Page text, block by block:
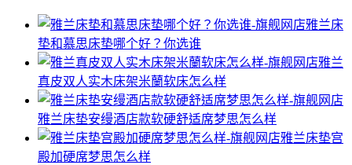
雅兰床
垫和慕思床垫哪个好？你选谁
雅兰
真皮双人实木床架米蘭软床怎么样
雅兰床垫安缦酒店款软硬舒适席梦思怎么样
雅兰床垫宫
殿加硬席梦思怎么样